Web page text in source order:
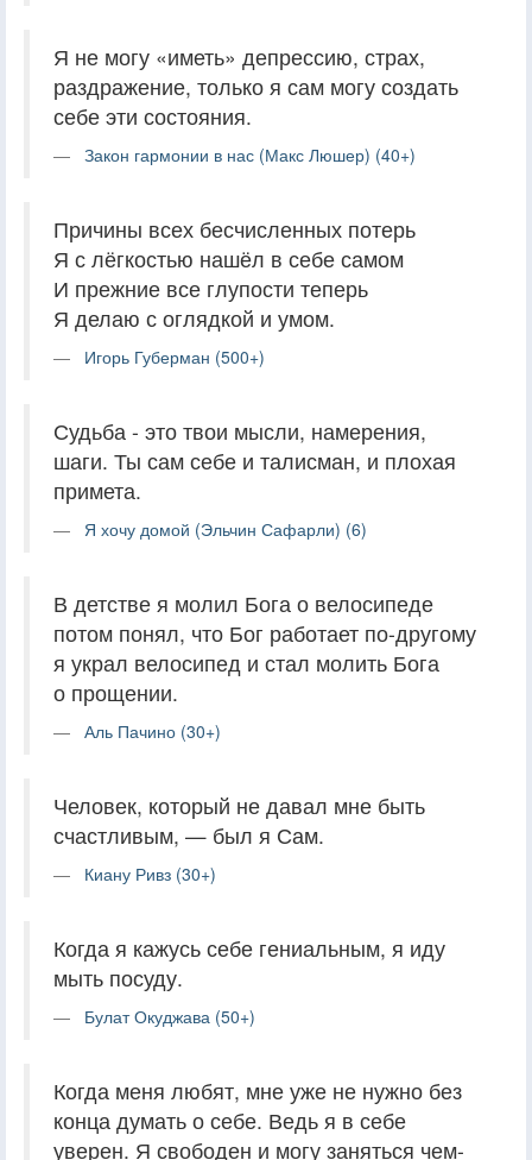
Я не могу «иметь» депрессию, страх,
раздражение, только я сам могу создать
себе эти состояния.
Закон гармонии в нас (Макс Люшер) (40+)
Причины всех бесчисленных потерь
Я с лёгкостью нашёл в себе самом
И прежние все глупости теперь
Я делаю с оглядкой и умом.
Игорь Губерман (500+)
Судьба - это твои мысли, намерения,
шаги. Ты сам себе и талисман, и плохая
примета.
Я хочу домой (Эльчин Сафарли) (6)
В детстве я молил Бога о велосипеде
потом понял, что Бог работает по-другому
я украл велосипед и стал молить Бога
о прощении.
Аль Пачино (30+)
Человек, который не давал мне быть
счастливым, — был я Сам.
Киану Ривз (30+)
Когда я кажусь себе гениальным, я иду
мыть посуду.
Булат Окуджава (50+)
Когда меня любят, мне уже не нужно без
конца думать о себе. Ведь я в себе
уверен. Я свободен и могу заняться чем-